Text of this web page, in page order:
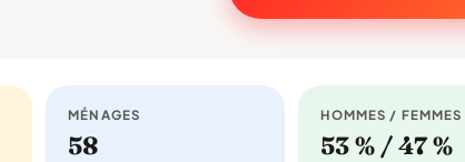
MÉNAGES
58
HOMMES / FEMMES
53 % / 47 %